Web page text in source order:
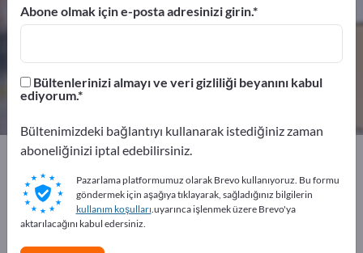
Distribütör
1
Exportpages Taşıma ve Ambalaj
Exportpages'te ücretsiz reklam
verin!
İhtiyaçlar – Teklifler – İkinci El Ürünler – İş İletişim
Abone olmak için e-posta adresinizi girin.
Bültenlerinizi almayı ve veri gizliliği beyanını kabul
ediyorum.
Bültenimizdeki bağlantıyı kullanarak istediğiniz zaman
aboneliğinizi iptal edebilirsiniz.
Pazarlama platformumuz olarak Brevo kullanıyoruz. Bu formu
göndermek için aşağıya tıklayarak, sağladığınız bilgilerin
kullanım koşulları.uyarınca işlenmek üzere Brevo'ya
aktarılacağını kabul edersiniz.